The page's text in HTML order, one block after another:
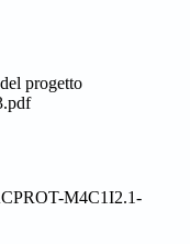
progetto
M4C1I2.1-